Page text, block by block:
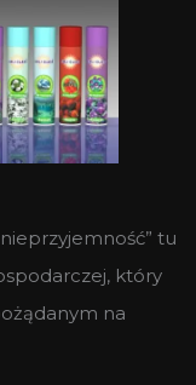
tu
który
na